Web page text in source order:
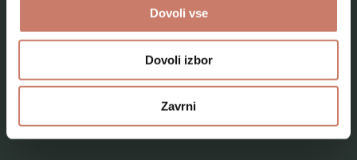
Dovoli vse
Dovoli izbor
Zavrni
Programi za skupine odraslih
Kje smo